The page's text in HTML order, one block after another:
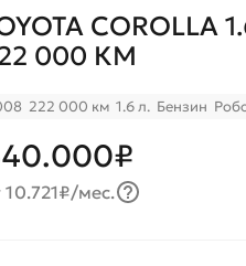
COROLLA
000 КМ
222 000 км 1.6 л. Бензин
10.721₽/мес.